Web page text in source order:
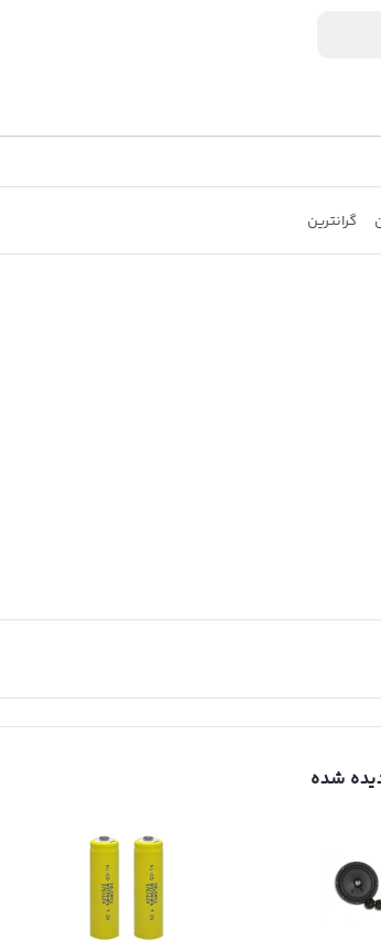
گرانترین
شده